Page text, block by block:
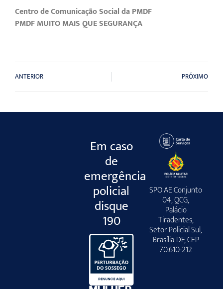
Centro de Comunicação Social da PMDF
PMDF MUITO MAIS QUE SEGURANÇA
ANTERIOR PRÓXIMO
Em caso
de
emergência
policial
disque
190
SPO AE Conjunto
04, QCG,
Palácio
Tiradentes,
Setor Policial Sul,
Brasília-DF, CEP
70.610-212